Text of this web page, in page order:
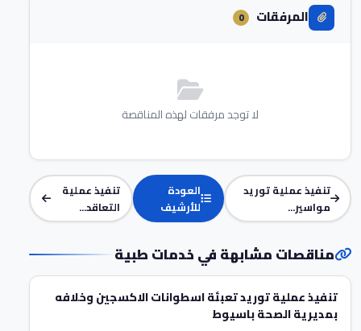
المرفقات 0
لا توجد مرفقات لهذه المناقصة
تنفيذ عملية توريد
مواسير...
العودة
للأرشيف
تنفيذ عملية
التعاقد...
مناقصات مشابهة في خدمات طبية
تنفيذ عملية توريد تعبئة اسطوانات الاكسجين وخلافه
بمديرية الصحة باسيوط